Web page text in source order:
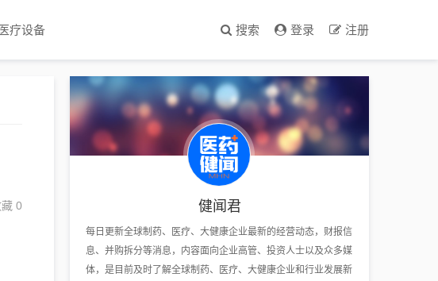
医疗设备 搜索 登录 注册
藏0 健闻君
每日更新全球制药、医疗、大健康企业最新的经营动态，财报信
息、并购拆分等消息，内容面向企业高管、投资人士以及众多媒
体，是目前及时了解全球制药、医疗、大健康企业和行业发展新